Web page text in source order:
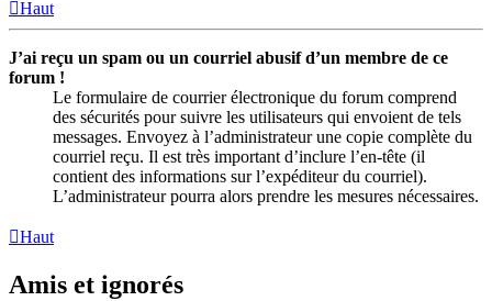
Haut
J’ai reçu un spam ou un courriel abusif d’un membre de ce
forum !
Le formulaire de courrier électronique du forum comprend
des sécurités pour suivre les utilisateurs qui envoient de tels
messages. Envoyez à l’administrateur une copie complète du
courriel reçu. Il est très important d’inclure l’en-tête (il
contient des informations sur l’expéditeur du courriel).
L’administrateur pourra alors prendre les mesures nécessaires.
Haut
Amis et ignorés